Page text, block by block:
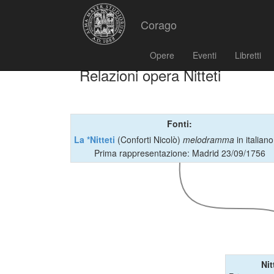
Corago
Opere Eventi Libretti
Relazioni opera Nitteti
Fonti:
La *Nitteti (Conforti Nicolò) melodramma in
Prima rappresentazione: Madrid 23/09/1756